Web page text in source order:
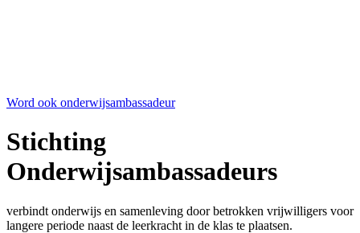
Word ook onderwijsambassadeur
Stichting
Onderwijsambassadeurs
verbindt onderwijs en samenleving door betrokken vrijwilligers voor
langere periode naast de leerkracht in de klas te plaatsen.